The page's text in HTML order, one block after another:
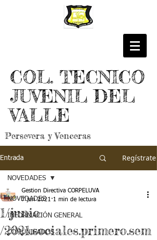
COL. TECNICO
JUVENIL DEL
VALLE
Persevera y Venceras
Entrada Regístrate
NOVEDADES
INFORMACIÓN GENERAL
COMUNICADOS
NOVEDADES
1/junio
/2021.sociales.primero.sem
Gestion Directiva CORPELUVA
7 jun 2021 1 min de lectura